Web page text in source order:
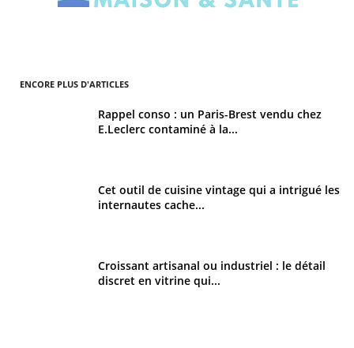
ENCORE PLUS D'ARTICLES
Rappel conso : un Paris-Brest vendu chez
E.Leclerc contaminé à la...
Cet outil de cuisine vintage qui a intrigué les
internautes cache...
Croissant artisanal ou industriel : le détail
discret en vitrine qui...